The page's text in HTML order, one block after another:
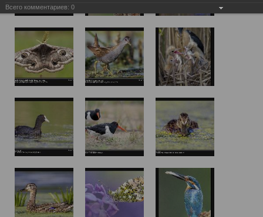
Всего комментариев: 0